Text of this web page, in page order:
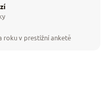
roku v prestižní anketě